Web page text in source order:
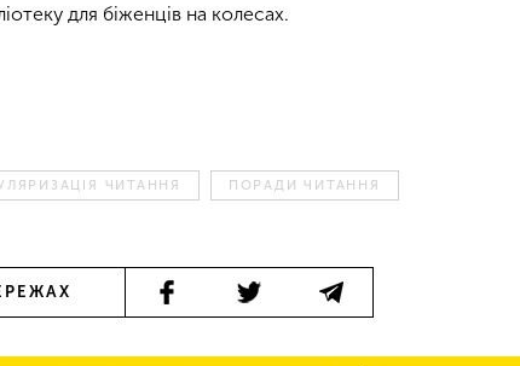
для біженців на колесах.
ЧИТАННЯ ПОРАДИ ЧИТАННЯ